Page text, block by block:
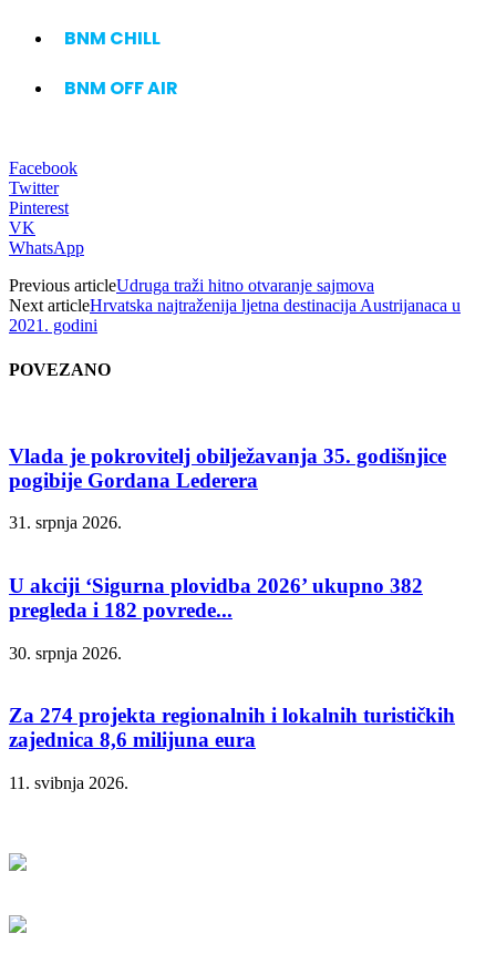
BNM CHILL
BNM OFF AIR
Facebook
Twitter
Pinterest
VK
WhatsApp
Previous articleUdruga traži hitno otvaranje sajmova
Next articleHrvatska najtraženija ljetna destinacija Austrijanaca u
2021. godini
POVEZANO
Vlada je pokrovitelj obilježavanja 35. godišnjice
pogibije Gordana Lederera
31. srpnja 2026.
U akciji ‘Sigurna plovidba 2026’ ukupno 382
pregleda i 182 povrede...
30. srpnja 2026.
Za 274 projekta regionalnih i lokalnih turističkih
zajednica 8,6 milijuna eura
11. svibnja 2026.